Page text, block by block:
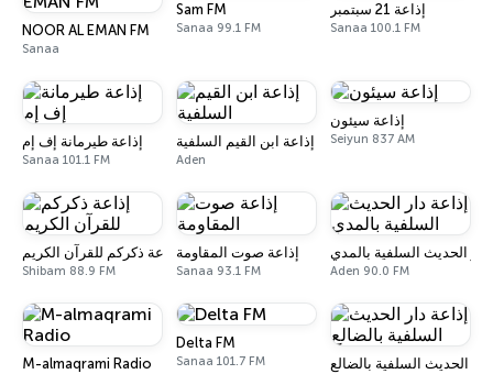
NOOR AL EMAN FM
Sanaa
Sam FM
Sanaa 99.1 FM
إذاعة 21 سبتمبر
Sanaa 100.1 FM
إذاعة طيرمانة إف إم
Sanaa 101.1 FM
إذاعة ابن القيم السلفية
Aden
إذاعة سيئون
Seiyun 837 AM
إذاعة ذكركم للقرآن الكريم
Shibam 88.9 FM
إذاعة صوت المقاومة
Sanaa 93.1 FM
دار الحديث السلفية بالمدي
Aden 90.0 FM
M-almaqrami Radio
Delta FM
Sanaa 101.7 FM دار الحديث السلفية بالضالع